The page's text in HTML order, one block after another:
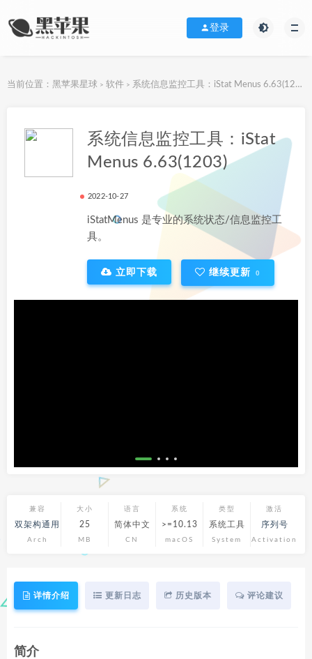
登录
当前位置： 黑苹果星球 > 软件 > 系统信息监控工具：iStat Menus 6.63(1203)
系统信息监控工具：iStat
Menus 6.63(1203)
2022-10-27
iStatMenus 是专业的系统状态/信息监控工
具。
立即下载 继续更新 0
兼容
双架构通用
Arch
大小
25
MB
语言
简体中文
CN
系统
>=10.13
macOS
类型
系统工具
System
激活
序列号
Activation
详情介绍 更新日志 历史版本 评论建议
简介